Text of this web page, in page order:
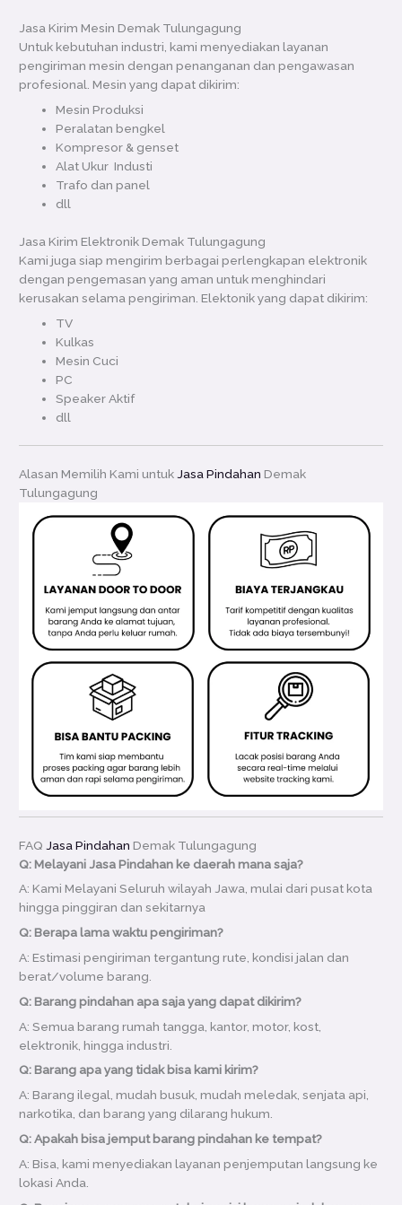
Jasa Kirim Mesin Demak Tulungagung
Untuk kebutuhan industri, kami menyediakan layanan
pengiriman mesin dengan penanganan dan pengawasan
profesional. Mesin yang dapat dikirim:
Mesin Produksi
Peralatan bengkel
Kompresor & genset
Alat Ukur Industi
Trafo dan panel
dll
Jasa Kirim Elektronik Demak Tulungagung
Kami juga siap mengirim berbagai perlengkapan elektronik
dengan pengemasan yang aman untuk menghindari
kerusakan selama pengiriman. Elektonik yang dapat dikirim:
TV
Kulkas
Mesin Cuci
PC
Speaker Aktif
dll
Alasan Memilih Kami untuk Jasa Pindahan Demak
Tulungagung
FAQ Jasa Pindahan Demak Tulungagung
Q: Melayani Jasa Pindahan ke daerah mana saja?
A: Kami Melayani Seluruh wilayah Jawa, mulai dari pusat kota
hingga pinggiran dan sekitarnya
Q: Berapa lama waktu pengiriman?
A: Estimasi pengiriman tergantung rute, kondisi jalan dan
berat/volume barang.
Q: Barang pindahan apa saja yang dapat dikirim?
A: Semua barang rumah tangga, kantor, motor, kost,
elektronik, hingga industri.
Q: Barang apa yang tidak bisa kami kirim?
A: Barang ilegal, mudah busuk, mudah meledak, senjata api,
narkotika, dan barang yang dilarang hukum.
Q: Apakah bisa jemput barang pindahan ke tempat?
A: Bisa, kami menyediakan layanan penjemputan langsung ke
lokasi Anda.